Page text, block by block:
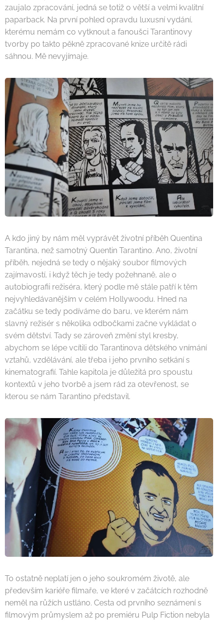
zaujalo zpracování, jedná se totiž o větší a velmi kvalitní
paparback. Na první pohled opravdu luxusní vydání,
kterému nemám co vytknout a fanoušci Tarantinovy
tvorby po takto pěkně zpracované knize určitě rádi
sáhnou. Mě nevyjímaje.
A kdo jiný by nám měl vyprávět životní příběh Quentina
Tarantina, než samotný Quentin Tarantino. Ano, životní
příběh, nejedná se tedy o nějaký soubor filmových
zajímavostí, i když těch je tedy požehnaně, ale o
autobiografii režiséra, který podle mě stále patří k těm
nejvyhledávanějším v celém Hollywoodu. Hned na
začátku se tedy podíváme do baru, ve kterém nám
slavný režisér s několika odbočkami začne vykládat o
svém dětství. Tady se zároveň změní styl kresby,
abychom se lépe vcítili do Tarantinova dětského vnímání
vztahů, vzdělávání, ale třeba i jeho prvního setkání s
kinematografií. Tahle kapitola je důležitá pro spoustu
kontextů v jeho tvorbě a jsem rád za otevřenost, se
kterou se nám Tarantino představil.
To ostatně neplatí jen o jeho soukromém životě, ale
především kariéře filmaře, ve které v začátcích rozhodně
neměl na růžích ustláno. Cesta od prvního seznámení s
filmovým průmyslem až po premiéru Pulp Fiction nebyla